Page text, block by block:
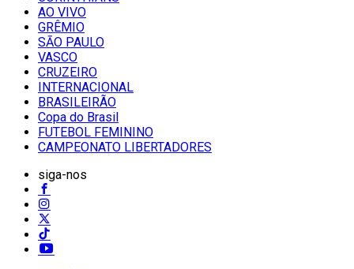
AO VIVO
GRÊMIO
SĀO PAULO
VASCO
CRUZEIRO
INTERNACIONAL
BRASILEIRÃO
Copa do Brasil
FUTEBOL FEMININO
CAMPEONATO LIBERTADORES
siga-nos